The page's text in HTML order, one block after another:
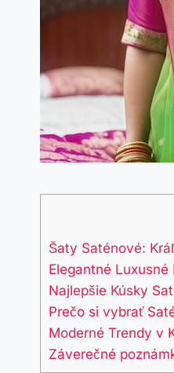
Šaty Saténové:
Elegantné
Najlepšie Kúsky
Prečo si vybrať
Moderné Trendy v
Záverečné